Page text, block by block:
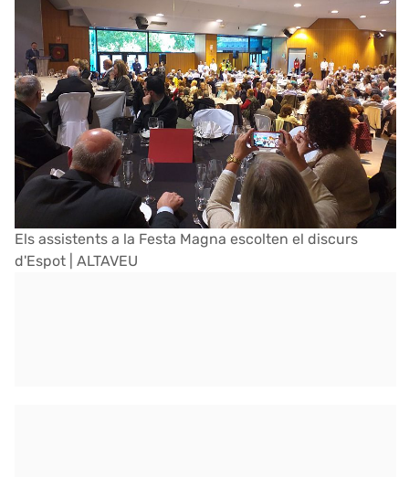
Els assistents a la Festa Magna escolten el discurs
d'Espot | ALTAVEU